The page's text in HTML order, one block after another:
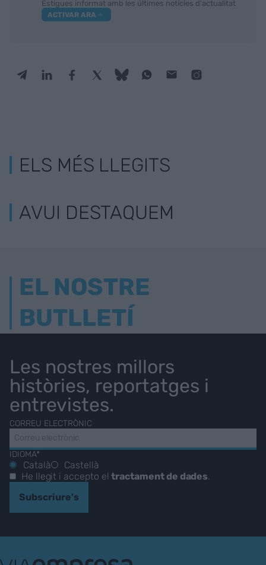
Estigues informat amb les últimes notícies d'actualitat
ACTIVAR ARA
ELS MÉS LLEGITS
AVUI DESTAQUEM
EL NOSTRE
BUTLLETÍ
Les nostres millors
històries, reportatges i
entrevistes.
CORREU ELECTRÒNIC
IDIOMA*
Català
Castellà
He llegit i accepto eltractament de dades.
Subscriure's